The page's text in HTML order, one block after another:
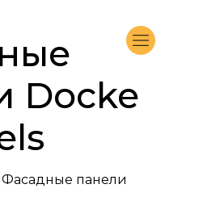
Docke
Фасадные панели